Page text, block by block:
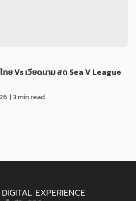
ย Vs เวียดนาม สด Sea V League
| 3 min read
EXPERIENCE